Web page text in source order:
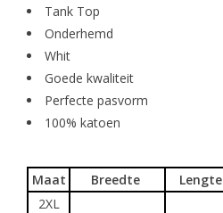
Tank Top
Onderhemd
Whit
Goede kwaliteit
Perfecte pasvorm
100% katoen
Maat Breedte
Lengte
2XL